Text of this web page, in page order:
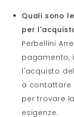
Quali sono
per
Perbellini
pagamento,
l'acquisto
a contattare
per trovare
esigenze.